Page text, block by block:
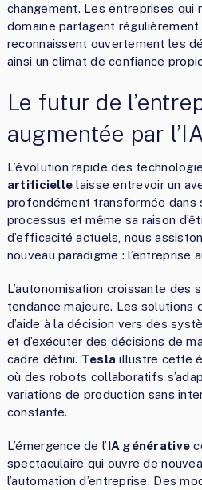
changement. Les entreprises qui
domaine partagent
reconnaissent ouvertement les
ainsi un climat de confiance
Le futur de
augmentée par l’IA
L’évolution rapide des
artificielle laisse entrevoir un
profondément transformée dans
processus et même sa raison
d’efficacité actuels, nous
nouveau paradigme : l’entreprise
L’autonomisation croissante des
tendance majeure. Les solutions
d’aide à la décision vers des
et d’exécuter des décisions de
cadre défini. Tesla illustre cette
où des robots collaboratifs
variations de production sans
constante.
L’émergence de l’IA générative
spectaculaire qui ouvre de
l’automation d’entreprise. Des